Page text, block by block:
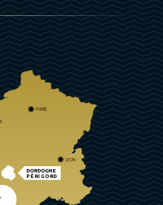
DORDOGNE
PÉRIGORD
PARIS
LYON